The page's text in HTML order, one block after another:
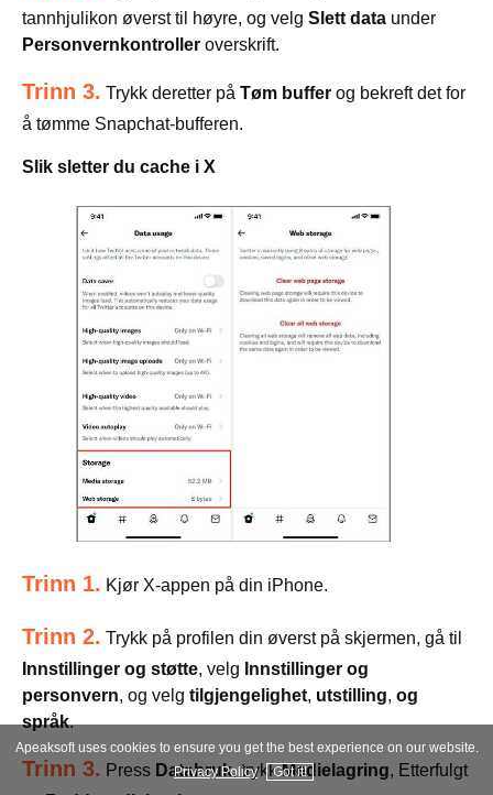
tannhjulikon øverst til høyre, og velg Slett data under
Personvernkontroller overskrift.
Trinn 3. Trykk deretter på Tøm buffer og bekreft det for
å tømme Snapchat-bufferen.
Slik sletter du cache i X
Trinn 1. Kjør X-appen på din iPhone.
Trinn 2. Trykk på profilen din øverst på skjermen, gå til
Innstillinger og støtte, velg Innstillinger og
personvern, og velg tilgjengelighet, utstilling, og
språk.
Trinn 3. Press Databruk, trykkMedielagring, Etterfulgt
Apeaksoft uses cookies to ensure you get the best experience on our website.
Privacy Policy
Got it!